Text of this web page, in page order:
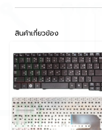
สินค้าเกี่ยวข้อง